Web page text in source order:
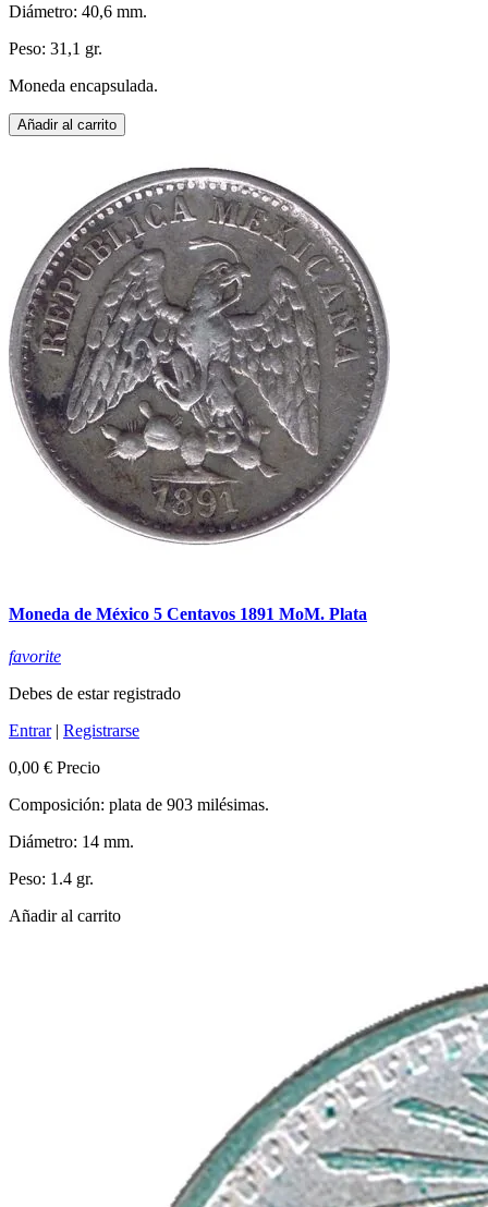
Diámetro: 40,6 mm.
Peso: 31,1 gr.
Moneda encapsulada.
Añadir al carrito
Moneda de México 5 Centavos 1891 MoM. Plata
favorite
Debes de estar registrado
Entrar| Registrarse
0,00 € Precio
Composición: plata de 903 milésimas.
Diámetro: 14 mm.
Peso: 1.4 gr.
Añadir al carrito